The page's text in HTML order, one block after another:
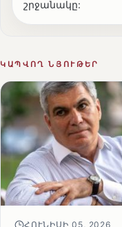
շրջանակը:
ԿԱՊՎՈՂ ՆՅՈՒԹԵՐ
ՀՈՒՆԻՍԻ 05, 2026